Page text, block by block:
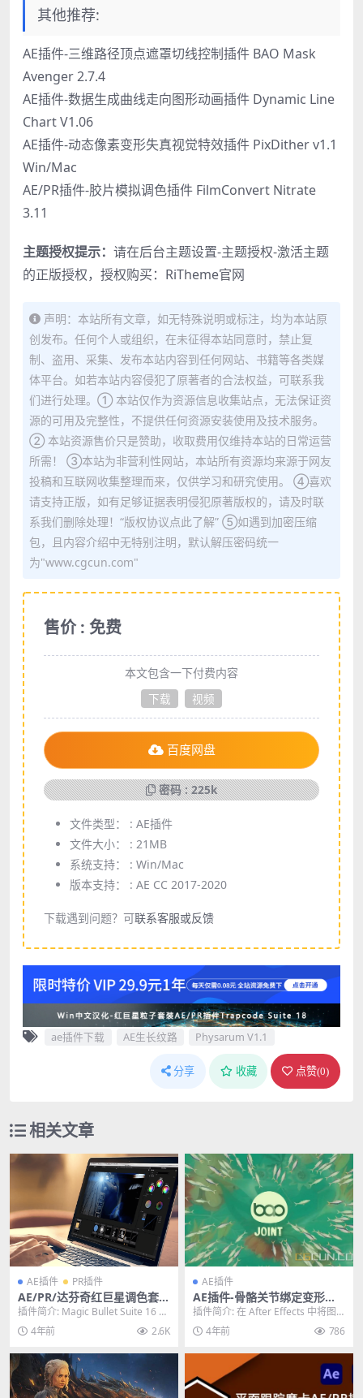
其他推荐:
AE插件-三维路径顶点遮罩切线控制插件 BAO Mask
Avenger 2.7.4
AE插件-数据生成曲线走向图形动画插件 Dynamic Line
Chart V1.06
AE插件-动态像素变形失真视觉特效插件 PixDither v1.1
Win/Mac
AE/PR插件-胶片模拟调色插件 FilmConvert Nitrate
3.11
主题授权提示： 请在后台主题设置-主题授权-激活主题
的正版授权，授权购买： RiTheme官网
声明：本站所有文章，如无特殊说明或标注，均为本站原
创发布。任何个人或组织，在未征得本站同意时，禁止复
制、盗用、采集、发布本站内容到任何网站、书籍等各类媒
体平台。如若本站内容侵犯了原著者的合法权益，可联系我
们进行处理。① 本站仅作为资源信息收集站点，无法保证资
源的可用及完整性，不提供任何资源安装使用及技术服务。
② 本站资源售价只是赞助，收取费用仅维持本站的日常运营
所需！ ③本站为非营利性网站，本站所有资源均来源于网友
投稿和互联网收集整理而来，仅供学习和研究使用。 ④喜欢
请支持正版，如有足够证据表明侵犯原著版权的，请及时联
系我们删除处理！“版权协议点此了解” ⑤如遇到加密压缩
包，且内容介绍中无特别注明，默认解压密码统一
为"www.cgcun.com"
售价 : 免费
本文包含一下付费内容
下载
视频
百度网盘
密码 : 225k
文件类型： : AE插件
文件大小： : 21MB
系统支持： : Win/Mac
版本支持： : AE CC 2017-2020
下载遇到问题？可联系客服或反馈
ae插件下载 AE生长纹路 Physarum V1.1
分享 收藏 点赞(0)
相关文章
AE插件 PR插件
AE/PR/达芬奇红巨星调色套装
插件 Magic Bullet Suite V1
6.0.0 Win
插件简介: Magic Bullet Suite 16 为
外观、光晕和光学漫射添...
4年前 2.6K
AE插件
AE插件-骨骼关节绑定变形扭
曲联动插件 BAO Joint v1.0.4
Win/Mac
插件简介: 在 After Effects 中将图
层绑定到 2 个不同的父级。它...
4年前 786